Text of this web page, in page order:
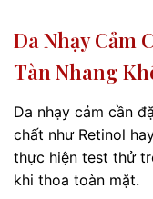
Da Nhạy Cảm
Tàn Nhang
Da nhạy cảm cần
chất như Retinol
thực hiện test thử
khi thoa toàn mặt.